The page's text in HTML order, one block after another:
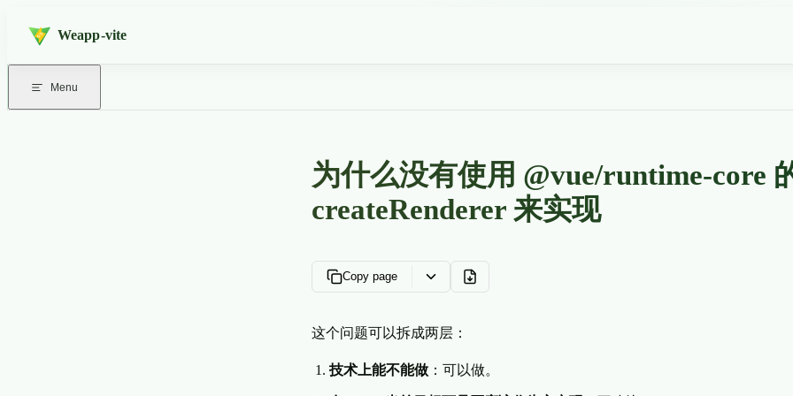
Weapp-vite
Menu
为什么没有使用 @vue/runtime-core
createRenderer 来实现
Copy page
这个问题可以拆成两层：
技术上能不能做 ：可以做。